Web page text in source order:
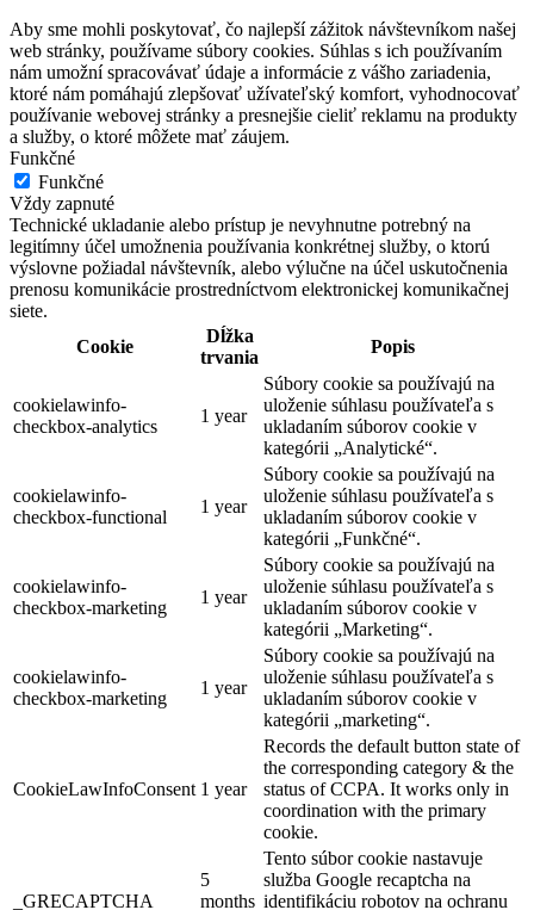
Aby sme mohli poskytovať, čo najlepší zážitok návštevníkom našej
web stránky, používame súbory cookies. Súhlas s ich používaním
nám umožní spracovávať údaje a informácie z vášho zariadenia,
ktoré nám pomáhajú zlepšovať užívateľský komfort, vyhodnocovať
používanie webovej stránky a presnejšie cieliť reklamu na produkty
a služby, o ktoré môžete mať záujem.
Funkčné
Funkčné
Vždy zapnuté
Technické ukladanie alebo prístup je nevyhnutne potrebný na
legitímny účel umožnenia používania konkrétnej služby, o ktorú
výslovne požiadal návštevník, alebo výlučne na účel uskutočnenia
prenosu komunikácie prostredníctvom elektronickej komunikačnej
siete.
Cookie
Dĺžka
trvania
Popis
cookielawinfo-
checkbox-analytics
1 year
Súbory cookie sa používajú na
uloženie súhlasu používateľa s
ukladaním súborov cookie v
kategórii „Analytické“.
cookielawinfo-
checkbox-functional
1 year
Súbory cookie sa používajú na
uloženie súhlasu používateľa s
ukladaním súborov cookie v
kategórii „Funkčné“.
cookielawinfo-
checkbox-marketing
1 year
Súbory cookie sa používajú na
uloženie súhlasu používateľa s
ukladaním súborov cookie v
kategórii „Marketing“.
cookielawinfo-
checkbox-marketing
1 year
Súbory cookie sa používajú na
uloženie súhlasu používateľa s
ukladaním súborov cookie v
kategórii „marketing“.
CookieLawInfoConsent 1 year
Records the default button state of
the corresponding category & the
status of CCPA. It works only in
coordination with the primary
cookie.
_GRECAPTCHA
5
months
Tento súbor cookie nastavuje
služba Google recaptcha na
identifikáciu robotov na ochranu